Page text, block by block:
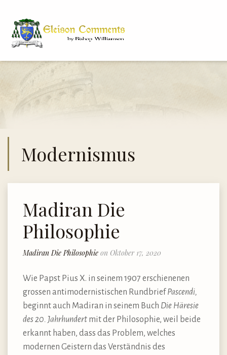
Modernismus
Madiran Die
Philosophie
Madiran Die Philosophie on Oktober 17, 2020
Wie Papst Pius X. in seinem 1907 erschienenen
grossen antimodernistischen RundbriefPascendi,
beginnt auch Madiran in seinem Buch Die Häresie
des 20. Jahrhundert mit der Philosophie, weil beide
erkannt haben, dass das Problem, welches
modernen Geistern das Verständnis des